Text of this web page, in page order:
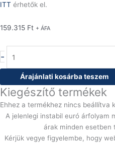
ITT érhetők el.
159.315 Ft + ÁFA
-
Árajánlati kosárba teszem
Kiegészítő termékek
Ehhez a termékhez nincs beállítva
A jelenlegi instabil euró árfolyam
árak minden esetben
Kérjük vegye figyelembe, hogy